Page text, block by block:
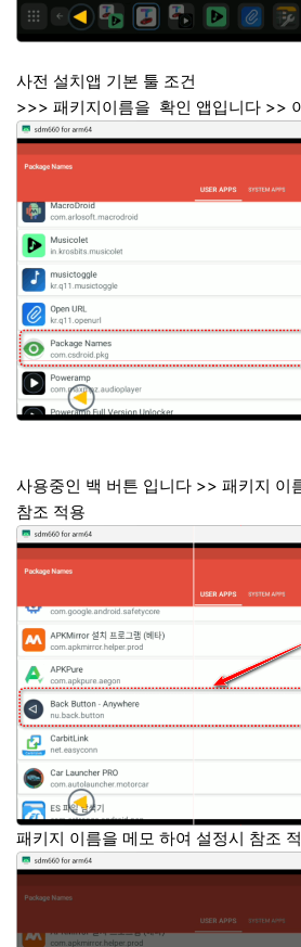
사전 설치앱 기본 툴 조건
>>> 패키지이름을 확인 앱입니다 >>
사용중인 백 버튼 입니다 >> 패키지 이
참조 적용
패키지 이름을 메모 하여 설정시 참조